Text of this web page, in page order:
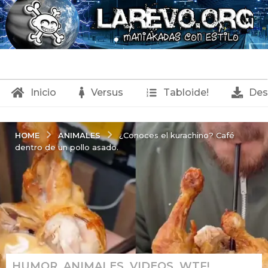
Inicio Versus Tabloide!
HOME ANIMALES
¿Conoces el kurachino? Café
dentro de un pollo asado.
, ,